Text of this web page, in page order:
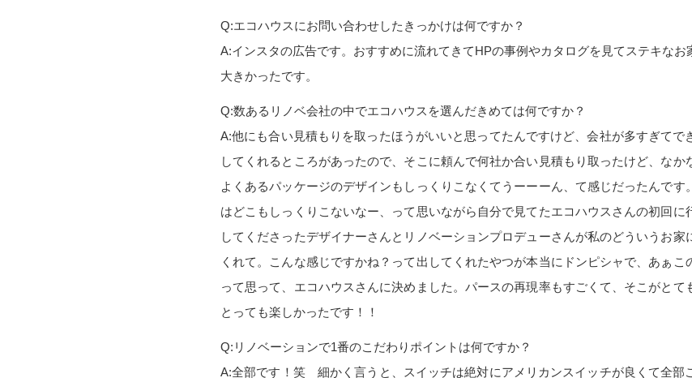
Q:エコハウスにお問い合わせしたきっかけは何ですか？
A:インスタの広告です。おすすめに流れてきてHPの事例やカタログを見てステキな
大きかったです。
Q:数あるリノベ会社の中でエコハウスを選んだきめては何ですか？
A:他にも合い見積もりを取ったほうがいいと思ってたんですけど、会社が多すぎてで
してくれるところがあったので、そこに頼んで何社か合い見積もり取ったけど、なか
よくあるパッケージのデザインもしっくりこなくてうーーーん、て感じだったんです
はどこもしっくりこないなー、って思いながら自分で見てたエコハウスさんの初回に
してくださったデザイナーさんとリノベーションプロデューさんが私のどういうお家
くれて。こんな感じですかね？って出してくれたやつが本当にドンピシャで、あぁ
って思って、エコハウスさんに決めました。パースの再現率もすごくて、そこがと
とっても楽しかったです！！
Q:リノベーションで1番のこだわりポイントは何ですか？
A:全部です！笑 細かく言うと、スイッチは絶対にアメリカンスイッチが良くて全部